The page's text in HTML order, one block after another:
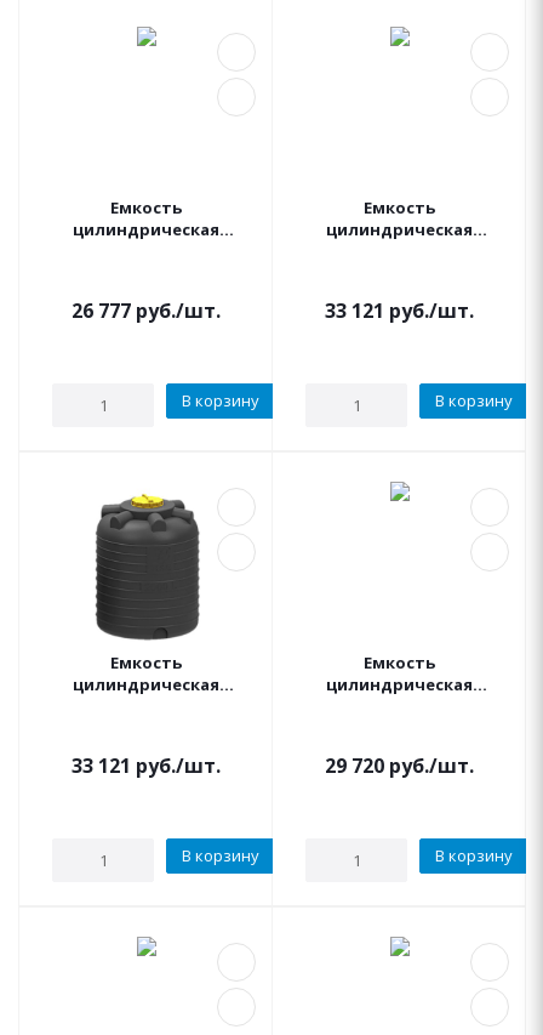
Емкость
цилиндрическая
26 777 руб./шт.
В корзину
Емкость
цилиндрическая
33 121 руб./шт.
В корзину
Емкость
цилиндрическая
33 121 руб./шт.
В корзину
Емкость
цилиндрическая
29 720 руб./шт.
В корзину